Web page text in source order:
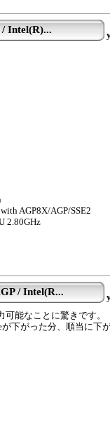
Intel(R)...
AGP8X/AGP/SSE2
2.80GHz
/ Intel(R...
能なことに驚きです。
下がった分、順当に下